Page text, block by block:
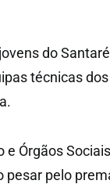
do
técnicas
e Órgãos
pelo